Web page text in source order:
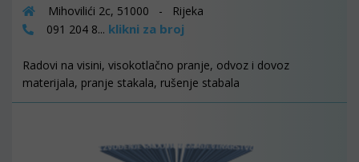
Mihovilići 2c, 51000 - Rijeka
091 204 8... klikni za broj
Radovi na visini, visokotlačno pranje, odvoz i dovoz
materijala, pranje stakala, rušenje stabala